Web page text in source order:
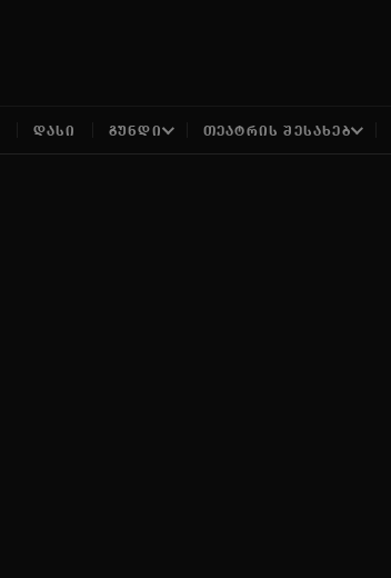
ᲓᲐᲡᲘ ᲒᲣᲜᲓᲘ ᲗᲔᲐᲢᲠᲘᲡ ᲨᲔᲡᲐᲮᲔᲑ